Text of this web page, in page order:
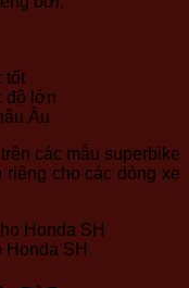
tốt
độ lớn
Âu
các mẫu superbike
cho các dòng xe
Honda SH